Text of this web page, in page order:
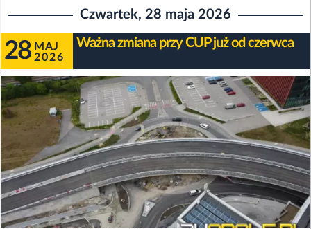
Czwartek, 28 maja 2026
28 MAJ
2026
Ważna zmiana przy CUP już od czerwca